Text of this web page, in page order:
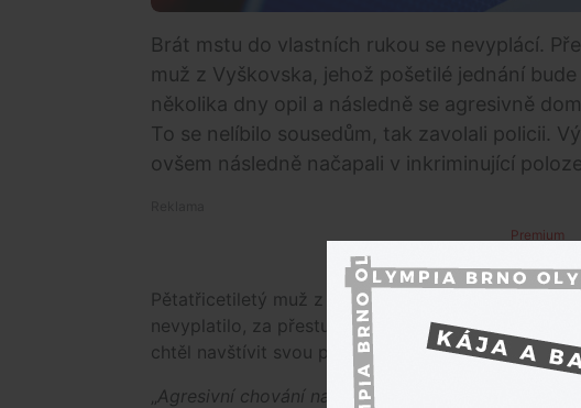
Brát mstu do vlastních rukou se nevyplácí.
muž z Vyškovska, jehož pošetilé jednání
několika dny opil a následně se agresivně
To se nelíbilo sousedům, tak zavolali policii.
ovšem následně načapali v inkriminující
Premium
Pětatřicetiletý muž z Vyškovska si chtěl vyřídit
nevyplatilo, za přestupek mu hrozí až
chtěl navštívit svou přítelkyni.
Agresivní chování na chodbě bytového domu ale